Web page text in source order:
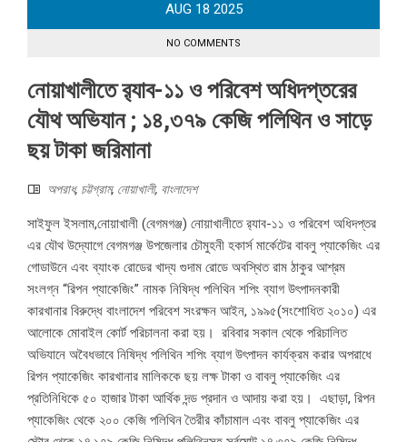
AUG 18 2025
NO COMMENTS
নোয়াখালীতে র‍্যাব-১১ ও পরিবেশ অধিদপ্তরের
যৌথ অভিযান ; ১৪,৩৭৯ কেজি পলিথিন ও সাড়ে
ছয় টাকা জরিমানা
অপরাধ, চট্টগ্রাম, নোয়াখালী, বাংলাদেশ
সাইফুল ইসলাম,নোয়াখালী (বেগমগঞ্জ) নোয়াখালীতে র‍্যাব-১১ ও পরিবেশ অধিদপ্তর
এর যৌথ উদ্যোগে বেগমগঞ্জ উপজেলার চৌমুহনী হকার্স মার্কেটের বাবলু প্যাকেজিং এর
গোডাউনে এবং ব্যাংক রোডের খাদ্য গুদাম রোডে অবস্থিত রাম ঠাকুর আশ্রম
সংলগ্ন “রিপন প্যাকেজিং” নামক নিষিদ্ধ পলিথিন শপিং ব্যাগ উৎপাদনকারী
কারখানার বিরুদ্ধে বাংলাদেশ পরিবেশ সংরক্ষন আইন, ১৯৯৫(সংশোধিত ২০১০) এর
আলোকে মোবাইল কোর্ট পরিচালনা করা হয়। রবিবার সকাল থেকে পরিচালিত
অভিযানে অবৈধভাবে নিষিদ্ধ পলিথিন শপিং ব্যাগ উৎপাদন কার্যক্রম করার অপরাধে
রিপন প্যাকেজিং কারখানার মালিককে ছয় লক্ষ টাকা ও বাবলু প্যাকেজিং এর
প্রতিনিধিকে ৫০ হাজার টাকা আর্থিক দন্ড প্রদান ও আদায় করা হয়। এছাড়া, রিপন
প্যাকেজিং থেকে ২০০ কেজি পলিথিন তৈরীর কাঁচামাল এবং বাবলু প্যাকেজিং এর